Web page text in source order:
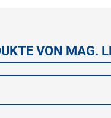
VON MAG.